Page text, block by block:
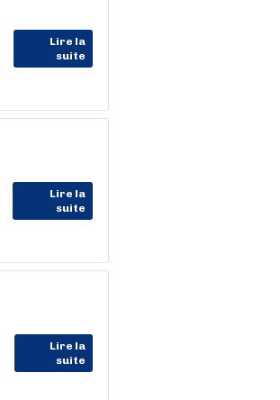
Lire la
suite
Lire la
suite
Lire la
suite